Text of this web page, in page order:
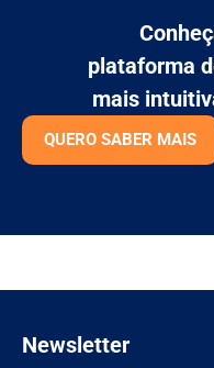
plataforma
mais
QUERO SABER MAIS
Newsletter